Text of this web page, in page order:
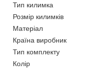
Тип килимка
Розмір килимків
Матеріал
Країна виробник
Тип комплекту
Колір